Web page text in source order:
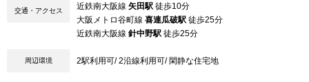
交通・アクセス 近鉄南大阪線 矢田駅 徒歩10分
大阪メトロ谷町線 喜連瓜破駅 徒歩25分
近鉄南大阪線 針中野駅 徒歩25分
周辺環境 2駅利用可/ 2沿線利用可/ 閑静な住宅地